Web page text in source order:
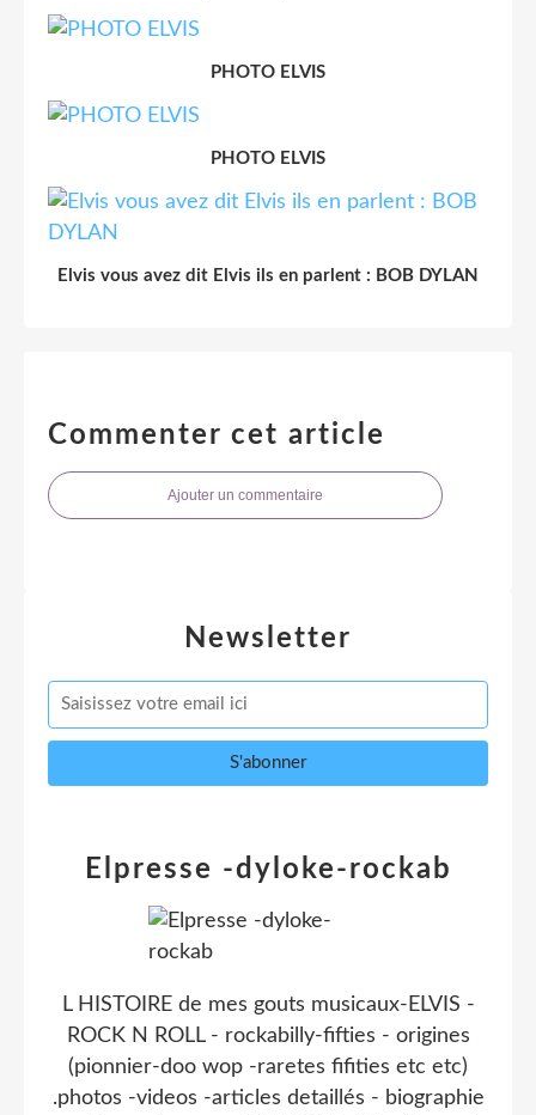
PHOTO ELVIS
PHOTO ELVIS
Elvis vous avez dit Elvis ils en parlent : BOB DYLAN
Commenter cet article
Ajouter un commentaire
Newsletter
Elpresse -dyloke-rockab
L HISTOIRE de mes gouts musicaux-ELVIS -
ROCK N ROLL - rockabilly-fifties - origines
(pionnier-doo wop -raretes fifities etc etc)
.photos -videos -articles detaillés - biographie